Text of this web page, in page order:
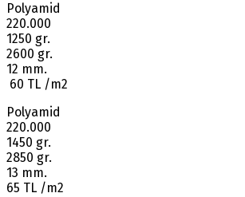
Polyamid
220.000
1250 gr.
2600 gr.
12 mm.
60 TL /m2
Polyamid
220.000
1450 gr.
2850 gr.
13 mm.
65 TL /m2